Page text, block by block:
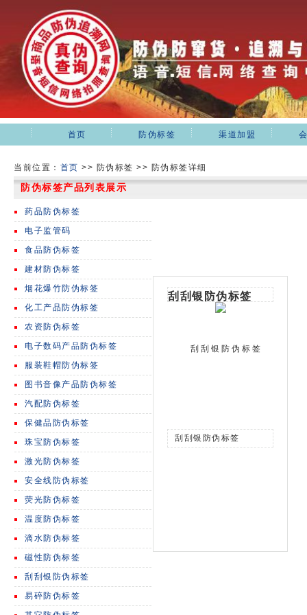
首页 防伪标签 渠道加盟
当前位置： 首页 >> 防伪标签 >> 防伪标签详细
防伪标签产品列表展示
药品防伪标签
电子监管码
食品防伪标签
建材防伪标签
烟花爆竹防伪标签
化工产品防伪标签
农资防伪标签
电子数码产品防伪标签
服装鞋帽防伪标签
图书音像产品防伪标签
汽配防伪标签
保健品防伪标签
珠宝防伪标签
激光防伪标签
安全线防伪标签
荧光防伪标签
温度防伪标签
滴水防伪标签
磁性防伪标签
刮刮银防伪标签
易碎防伪标签
刮刮银防伪标签
刮刮银防伪标签
刮刮银防伪标签